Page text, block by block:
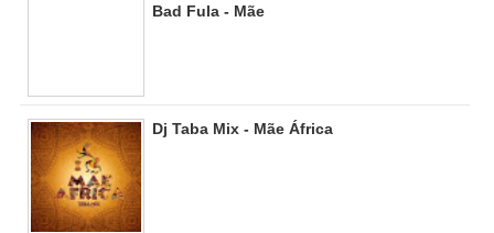
Bad Fula - Mãe
Dj Taba Mix - Mãe África